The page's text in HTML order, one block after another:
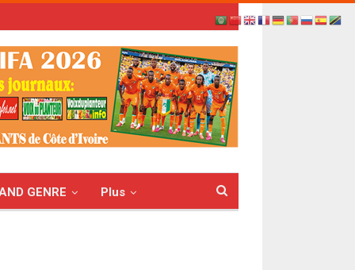
GENRE Plus